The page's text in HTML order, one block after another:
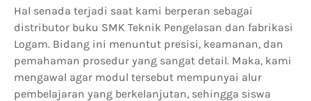
Hal senada terjadi saat kami berperan sebagai
distributor buku SMK Teknik Pengelasan dan fabrikasi
Logam. Bidang ini menuntut presisi, keamanan, dan
pemahaman prosedur yang sangat detail. Maka, kami
mengawal agar modul tersebut mempunyai alur
pembelajaran yang berkelanjutan, sehingga siswa